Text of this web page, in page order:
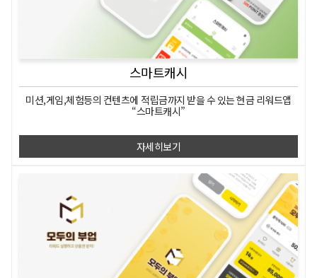
스마트캐시
미션,게임,체험등의 컨텐츠에 적립금까지 받을 수 있는현금 리워드앱
“스마트캐시”
자세히보기